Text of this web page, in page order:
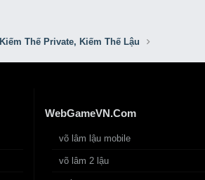
Kiếm Thế Private, Kiếm Thế Lậu
WebGameVN.Com
võ lâm lậu mobile
võ lâm 2 lậu